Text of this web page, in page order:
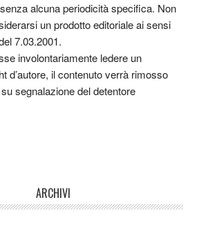
alcuna periodicità specifica. Non
un prodotto editoriale ai sensi
7.03.2001.
involontariamente ledere un
d’autore, il contenuto verrà rimosso
segnalazione del detentore
ARCHIVI